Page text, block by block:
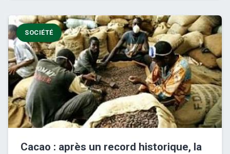
SOCIÉTÉ
Cacao : après un record historique, la